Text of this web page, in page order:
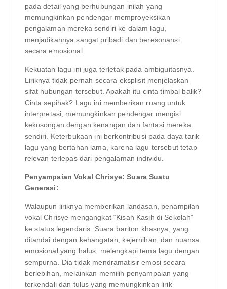
pada detail yang berhubungan inilah yang
memungkinkan pendengar memproyeksikan
pengalaman mereka sendiri ke dalam lagu,
menjadikannya sangat pribadi dan beresonansi
secara emosional.
Kekuatan lagu ini juga terletak pada ambiguitasnya.
Liriknya tidak pernah secara eksplisit menjelaskan
sifat hubungan tersebut. Apakah itu cinta timbal balik?
Cinta sepihak? Lagu ini memberikan ruang untuk
interpretasi, memungkinkan pendengar mengisi
kekosongan dengan kenangan dan fantasi mereka
sendiri. Keterbukaan ini berkontribusi pada daya tarik
lagu yang bertahan lama, karena lagu tersebut tetap
relevan terlepas dari pengalaman individu.
Penyampaian Vokal Chrisye: Suara Suatu
Generasi:
Walaupun liriknya memberikan landasan, penampilan
vokal Chrisye mengangkat “Kisah Kasih di Sekolah”
ke status legendaris. Suara bariton khasnya, yang
ditandai dengan kehangatan, kejernihan, dan nuansa
emosional yang halus, melengkapi tema lagu dengan
sempurna. Dia tidak mendramatisir emosi secara
berlebihan, melainkan memilih penyampaian yang
terkendali dan tulus yang memungkinkan lirik